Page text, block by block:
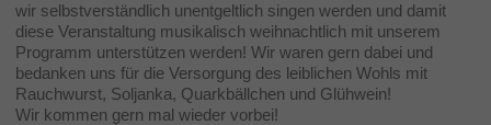
wir selbstverständlich unentgeltlich singen werden und damit
diese Veranstaltung musikalisch weihnachtlich mit unserem
Programm unterstützen werden! Wir waren gern dabei und
bedanken uns für die Versorgung des leiblichen Wohls mit
Rauchwurst, Soljanka, Quarkbällchen und Glühwein!
Wir kommen gern mal wieder vorbei!